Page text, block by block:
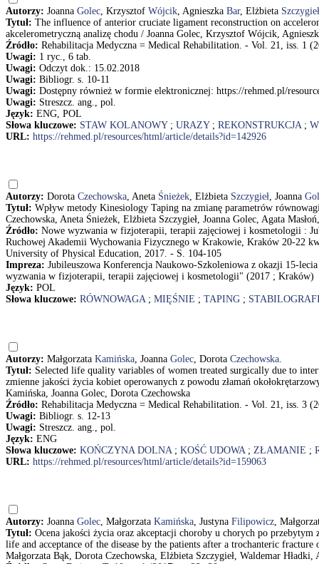
Autorzy: Joanna Golec, Krzysztof Wójcik, Agnieszka Bar, Elżbieta Szczygieł
Tytuł: The influence of anterior cruciate ligament reconstruction on
akcelerometryczną analizę chodu / Joanna Golec, Krzysztof Wójcik,
Źródło: Rehabilitacja Medyczna = Medical Rehabilitation. - Vol. 21, iss. 1
Uwagi: 1 ryc., 6 tab.
Uwagi: Odczyt dok.: 15.02.2018
Uwagi: Bibliogr. s. 10-11
Uwagi: Dostępny również w formie elektronicznej: https://rehmed.pl/
Uwagi: Streszcz. ang., pol.
Język: ENG, POL
Słowa kluczowe: STAW KOLANOWY; URAZY; REKONSTRUKCJA;
URL: https://rehmed.pl/resources/html/article/details?id=142926
Autorzy: Dorota Czechowska, Aneta Śnieżek, Elżbieta Szczygieł, Joanna
Tytuł: Wpływ metody Kinesiology Taping na zmianę parametrów
Czechowska, Aneta Śnieżek, Elżbieta Szczygieł, Joanna Golec, Agata
Źródło: Nowe wyzwania w fizjoterapii, terapii zajęciowej i kosmetologii :
Ruchowej Akademii Wychowania Fizycznego w Krakowie, Kraków 20-22
University of Physical Education, 2017. - S. 104-105
Impreza: Jubileuszowa Konferencja Naukowo-Szkoleniowa z okazji 15-
wyzwania w fizjoterapii, terapii zajęciowej i kosmetologii" (2017 ; Kraków)
Język: POL
Słowa kluczowe: RÓWNOWAGA; MIĘŚNIE ; TAPING ;
Autorzy: Małgorzata Kamińska, Joanna Golec, Dorota Czechowska.
Tytuł: Selected life quality variables of women treated surgically due to
zmienne jakości życia kobiet operowanych z powodu złamań
Kamińska, Joanna Golec, Dorota Czechowska
Źródło: Rehabilitacja Medyczna = Medical Rehabilitation. - Vol. 21, iss. 3
Uwagi: Bibliogr. s. 12-13
Uwagi: Streszcz. ang., pol.
Język: ENG
Słowa kluczowe: KOŃCZYNA DOLNA; KOŚĆ UDOWA; ZŁAMANIE ;
URL: https://rehmed.pl/resources/html/article/details?id=159063
Autorzy: Joanna Golec, Małgorzata Kamińska, Justyna Filipowicz,
Tytuł: Ocena jakości życia oraz akceptacji choroby u chorych po
life and acceptance of the disease by the patients after a trochanteric
Małgorzata Bąk, Dorota Czechowska, Elżbieta Szczygieł, Waldemar Hładki,